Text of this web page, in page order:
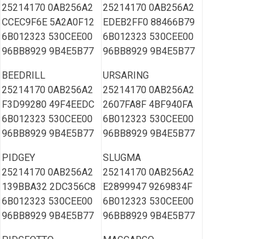
25214170 0AB256A2
CCEC9F6E 5A2A0F12
6B012323 530CEE00
96BB8929 9B4E5B77
BEEDRILL
25214170 0AB256A2
F3D99280 49F4EEDC
6B012323 530CEE00
96BB8929 9B4E5B77
PIDGEY
25214170 0AB256A2
139BBA32 2DC356C8
6B012323 530CEE00
96BB8929 9B4E5B77
25214170 0AB256A2
EDEB2FF0 88466B79
6B012323 530CEE00
96BB8929 9B4E5B77
URSARING
25214170 0AB256A2
2607FA8F 4BF940FA
6B012323 530CEE00
96BB8929 9B4E5B77
SLUGMA
25214170 0AB256A2
E2899947 9269834F
6B012323 530CEE00
96BB8929 9B4E5B77